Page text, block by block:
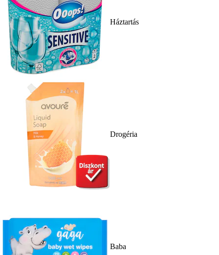
Háztartás
Drogéria
Baba